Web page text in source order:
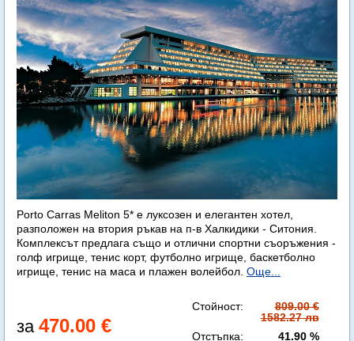
Porto Carras Meliton 5* е луксозен и елегантен хотел,
разположен на втория ръкав на п-в Халкидики - Ситония.
Комплексът предлага също и отлични спортни съоръжения -
голф игрище, тенис корт, футболно игрище, баскетболно
игрище, тенис на маса и плажен волейбол. Още...
470.00 €
Стойност:
809.00 €
1582.27 лв
Отстъпка:
41.90 %